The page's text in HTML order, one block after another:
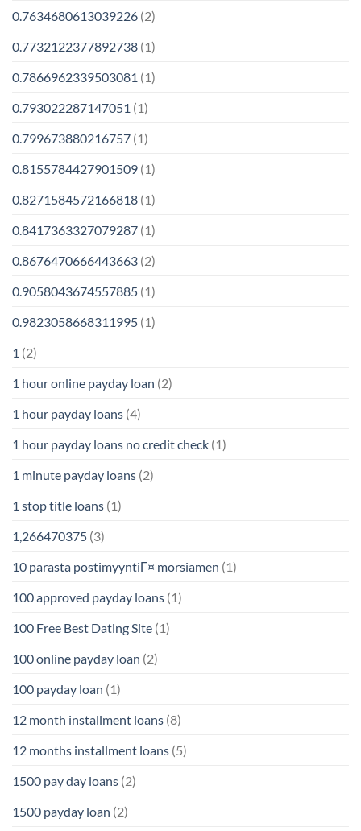
0.7634680613039226 (2)
0.7732122377892738 (1)
0.7866962339503081 (1)
0.793022287147051 (1)
0.799673880216757 (1)
0.8155784427901509 (1)
0.8271584572166818 (1)
0.8417363327079287 (1)
0.8676470666443663 (2)
0.9058043674557885 (1)
0.9823058668311995 (1)
1 (2)
1 hour online payday loan (2)
1 hour payday loans (4)
1 hour payday loans no credit check (1)
1 minute payday loans (2)
1 stop title loans (1)
1,266470375 (3)
10 parasta postimyyntiГ¤ morsiamen (1)
100 approved payday loans (1)
100 Free Best Dating Site (1)
100 online payday loan (2)
100 payday loan (1)
12 month installment loans (8)
12 months installment loans (5)
1500 pay day loans (2)
1500 payday loan (2)